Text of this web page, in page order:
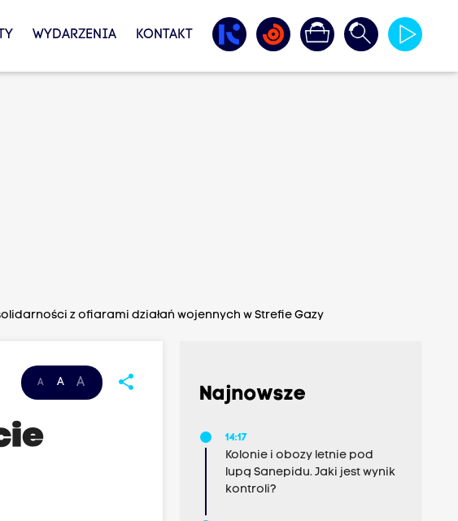
WYDARZENIA KONTAKT
z ofiarami działań wojennych w Strefie Gazy
A A A share
Najnowsze
14:17
Kolonie i obozy letnie pod
lupą Sanepidu. Jaki jest wynik
kontroli?